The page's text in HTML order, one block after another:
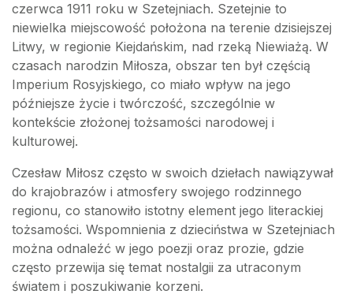
czerwca 1911 roku w Szetejniach. Szetejnie to
niewielka miejscowość położona na terenie dzisiejszej
Litwy, w regionie Kiejdańskim, nad rzeką Niewiażą. W
czasach narodzin Miłosza, obszar ten był częścią
Imperium Rosyjskiego, co miało wpływ na jego
późniejsze życie i twórczość, szczególnie w
kontekście złożonej tożsamości narodowej i
kulturowej.
Czesław Miłosz często w swoich dziełach nawiązywał
do krajobrazów i atmosfery swojego rodzinnego
regionu, co stanowiło istotny element jego literackiej
tożsamości. Wspomnienia z dzieciństwa w Szetejniach
można odnaleźć w jego poezji oraz prozie, gdzie
często przewija się temat nostalgii za utraconym
światem i poszukiwanie korzeni.